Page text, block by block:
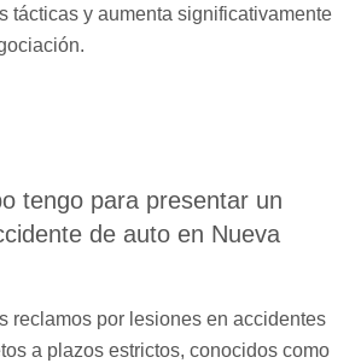
tácticas y aumenta significativamente
tengo para presentar un
de auto en Nueva
reclamos por lesiones en accidentes
a plazos estrictos, conocidos como